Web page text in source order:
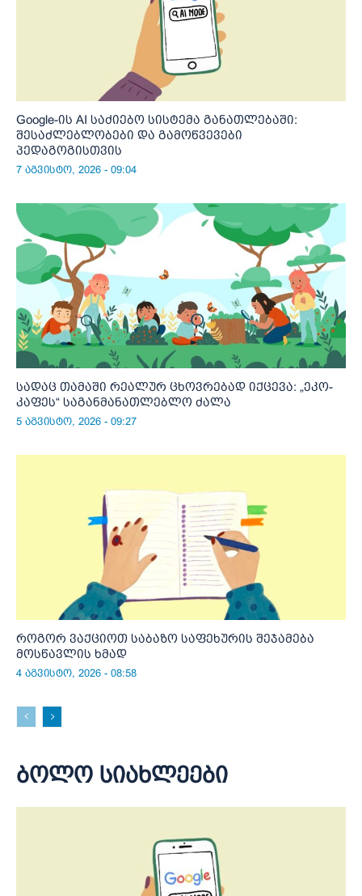
Google-ის AI საძიებო სისტემა განათლებაში:
შესაძლებლობები და გამოწვევები
პედაგოგისთვის
7 აგვისტო, 2026 - 09:04
სადაც თამაში რეალურ ცხოვრებად იქცევა: „ეკო-
კაფეს“ საგანმანათლებლო ძალა
5 აგვისტო, 2026 - 09:27
როგორ ვაქციოთ საბაზო საფეხურის შეჯამება
მოსწავლის ხმად
4 აგვისტო, 2026 - 08:58
ბოლო სიახლეები